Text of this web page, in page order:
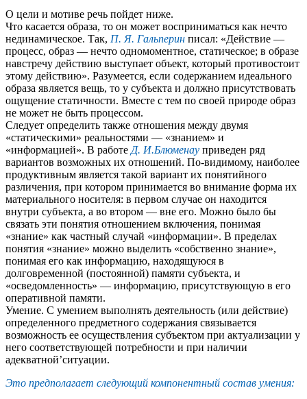
О цели и мотиве речь пойдет ниже.
Что касается образа, то он может восприниматься как нечто
нединамическое. Так, П. Я. Гальперин писал: «Действие —
процесс, образ — нечто одномоментное, статическое; в образе
навстречу действию выступает объект, который противостоит
этому действию». Разумеется, если содержанием идеального
образа является вещь, то у субъекта и должно присутствовать
ощущение статичности. Вместе с тем по своей природе образ
не может не быть процессом.
Следует определить также отношения между двумя
«статическими» реальностями — «знанием» и
«информацией». В работе Д. И.Блюменау приведен ряд
вариантов возможных их отношений. По-видимому, наиболее
продуктивным является такой вариант их понятийного
различения, при котором принимается во внимание форма их
материального носителя: в первом случае он находится
внутри субъекта, а во втором — вне его. Можно было бы
связать эти понятия отношением включения, понимая
«знание» как частный случай «информации». В пределах
понятия «знание» можно выделить «собственно знание»,
понимая его как информацию, находящуюся в
долговременной (постоянной) памяти субъекта, и
«осведомленность» — информацию, присутствующую в его
оперативной памяти.
Умение. С умением выполнять деятельность (или действие)
определенного предметного содержания связывается
возможность ее осуществления субъектом при актуализации у
него соответствующей потребности и при наличии
адекватной’ситуации.
Это предполагает следующий компонентный состав умения: